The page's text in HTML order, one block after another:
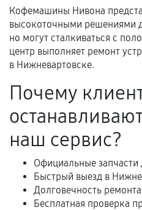
Документы для
гарантии
Акт выполненных
услуг и сроком
Документы на
и кассовый чек.
Расширенная
Кофемашины Нивона
высокоточными решениями
но могут сталкиваться с
центр выполняет ремонт
в Нижневартовске.
Почему
наш сервис?
Официальные запчасти
Быстрый выезд в
Долговечность
Бесплатная проверка